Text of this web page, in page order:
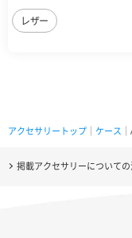
レザー
アクセサリートップ ケース
掲載アクセサリーについて